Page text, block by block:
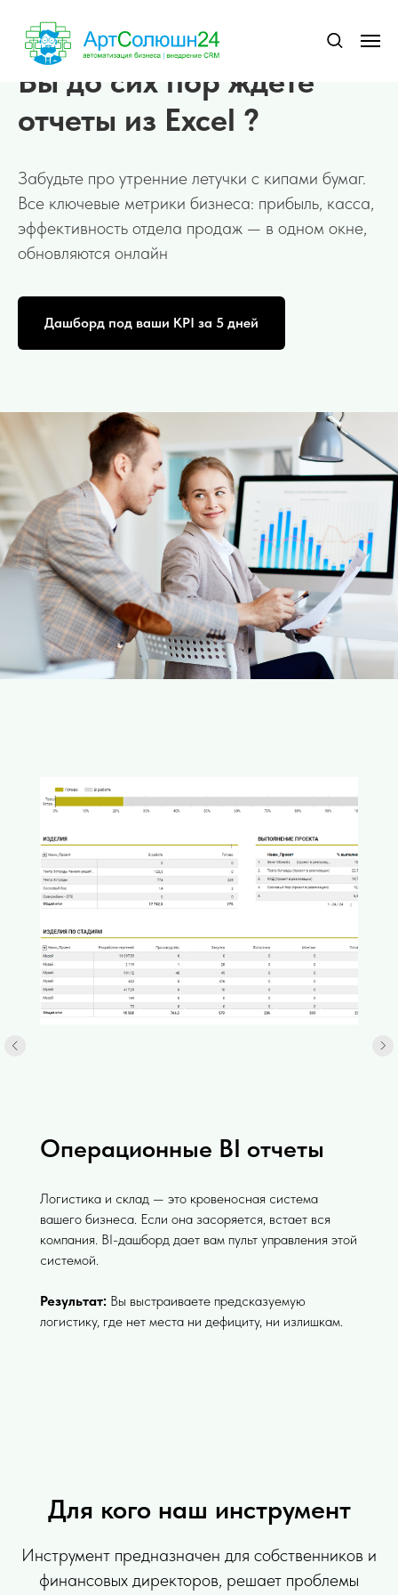
Вы до сих пор ждете
отчеты из Excel ?
Забудьте про утренние летучки с кипами бумаг.
Все ключевые метрики бизнеса: прибыль, касса,
эффективность отдела продаж — в одном окне,
обновляются онлайн
Дашборд под ваши KPI за 5 дней
Операционные BI отчеты
Логистика и склад — это кровеносная система
вашего бизнеса. Если она засоряется, встает вся
компания. BI-дашборд дает вам пульт управления этой
системой.
Результат: Вы выстраиваете предсказуемую
логистику, где нет места ни дефициту, ни излишкам.
Для кого наш инструмент
Инструмент предназначен для собственников и
финансовых директоров, решает проблемы